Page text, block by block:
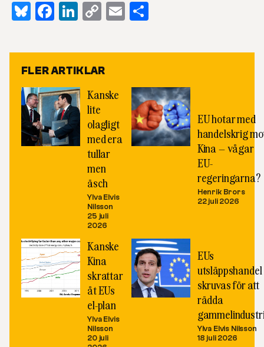
Bluesky
Facebook
LinkedIn
CopyEmail
FLER ARTIKLAR
Kanske
lite
olagligt
med era
tullar
men
äsch
Ylva Elvis
Nilsson
25 juli
2026
EU hotar med
handelskrig
Kina – vågar
EU-
regeringarna?
Henrik Brors
22 juli 2026
Kanske
Kina
skrattar
åt EUs
el-plan
Ylva Elvis
Nilsson
20 juli
EUs
utsläppshandel
skruvas för att
rädda
Ylva Elvis Nilsson
18 juli 2026